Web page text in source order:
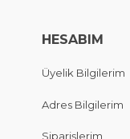
HESABIM
Üyelik Bilgilerim
Adres Bilgilerim
Siparişlerim